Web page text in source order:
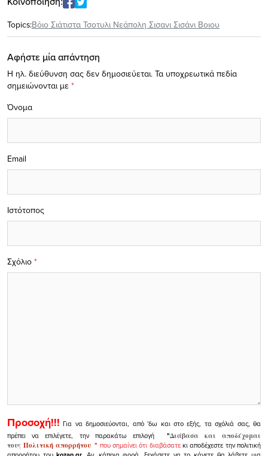
Topics:Βόιο Σιάτιστα Τσοτυλι Νεάπολη Σισανι Σισάνι Βοιου
Αφήστε μία απάντηση
Η ηλ. διεύθυνση σας δεν δημοσιεύεται. Τα υποχρεωτικά πεδία
σημειώνονται με *
Σχόλιο *
Όνομα
Email
Ιστότοπος
Προσοχή!!! Για να δημοσιεύονται, από 'δω και στο εξής, τα σχόλιά σας, θα
πρέπει να επιλέγετε, την παρακάτω επιλογή
"Διάβασα και αποδέχομαι
τουςΠολιτική απορρήτου" που σημαίνει ότι διαβάσατεκι αποδέχεστε την πολιτική